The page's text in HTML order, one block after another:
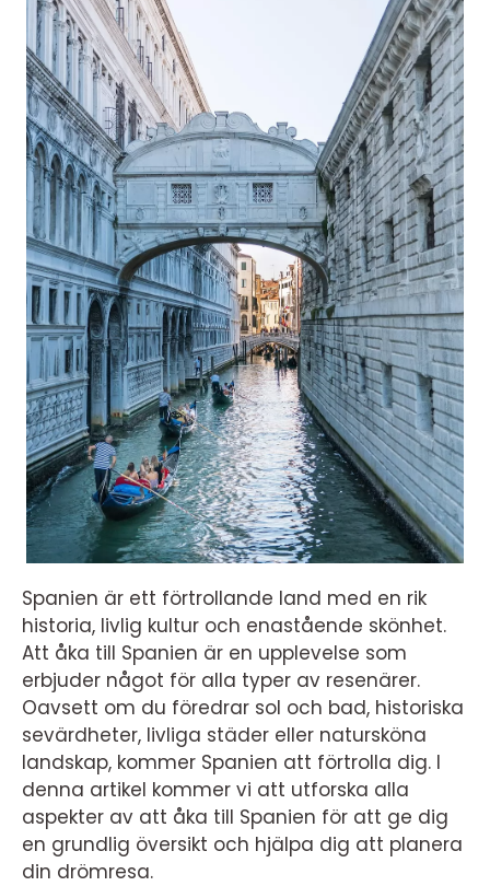
Spanien är ett förtrollande land med en rik
historia, livlig kultur och enastående skönhet.
Att åka till Spanien är en upplevelse som
erbjuder något för alla typer av resenärer.
Oavsett om du föredrar sol och bad, historiska
sevärdheter, livliga städer eller natursköna
landskap, kommer Spanien att förtrolla dig. I
denna artikel kommer vi att utforska alla
aspekter av att åka till Spanien för att ge dig
en grundlig översikt och hjälpa dig att planera
din drömresa.